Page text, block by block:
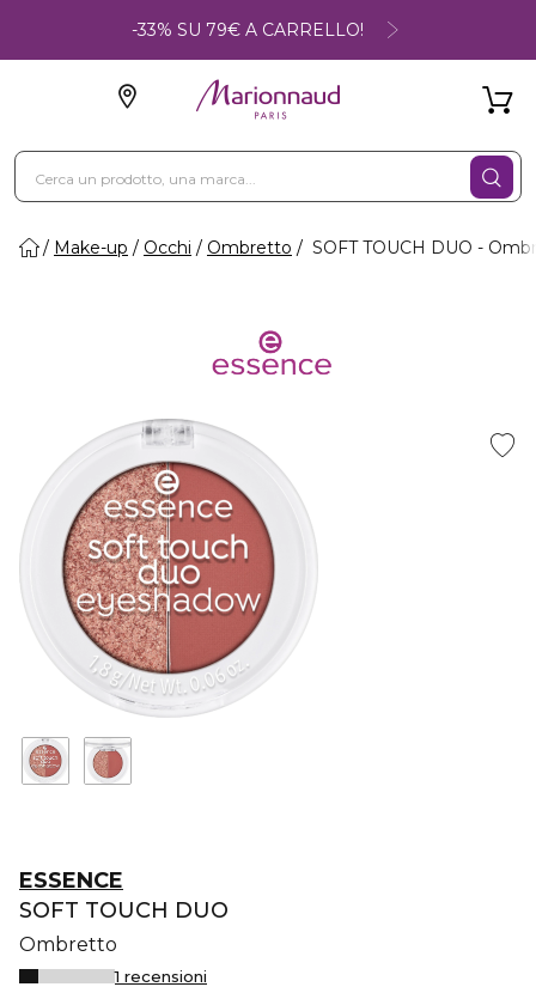
-33% SU 79€ A CARRELLO!
Make-up Occhi Ombretto SOFT TOUCH DUO -
ESSENCE
SOFT TOUCH DUO
Ombretto
1 recensioni